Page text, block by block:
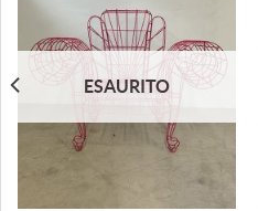
desideri
ESAURITO